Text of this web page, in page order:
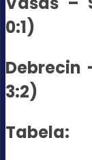
0:1)
Debrecin
3:2)
Tabela: